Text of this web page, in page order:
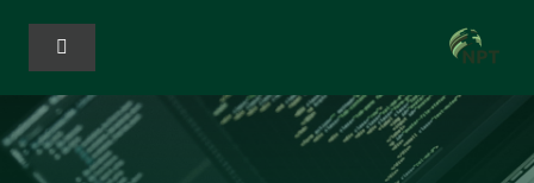
المحتوى
تبديل
المنزل